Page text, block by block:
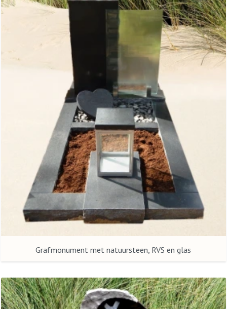
Grafmonument met natuursteen, RVS en glas